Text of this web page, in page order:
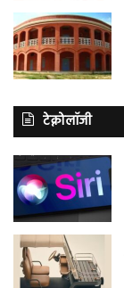
टेक्नोलॉजी